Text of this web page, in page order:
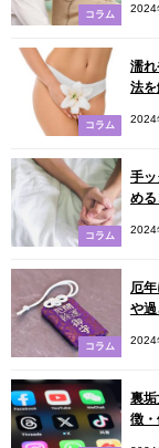
コラム
2024
コラム
濡れ
法を
2024
コラム
手ッ
める
2024
コラム
厄
や過
2024
裏
徴・